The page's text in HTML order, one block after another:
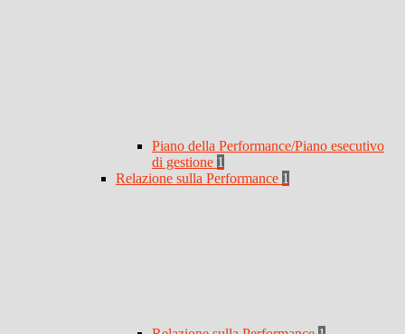
Piano della Performance/Piano esecutivo
di gestione 1
Relazione sulla Performance 1